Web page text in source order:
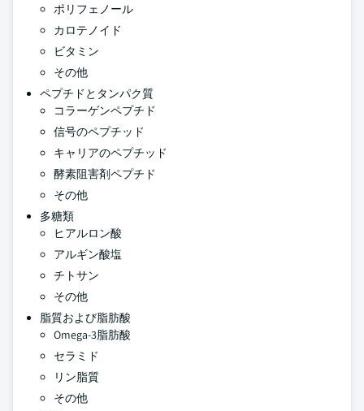
ポリフェノール
カロテノイド
ビタミン
その他
ペプチドとタンパク質
コラーゲンペプチド
信号のペプチッド
キャリアのペプチッド
酵素阻害剤ペプチド
その他
多糖類
ヒアルロン酸
アルギン酸塩
チトサン
その他
脂質および脂肪酸
Omega-3脂肪酸
セラミド
リン脂質
その他